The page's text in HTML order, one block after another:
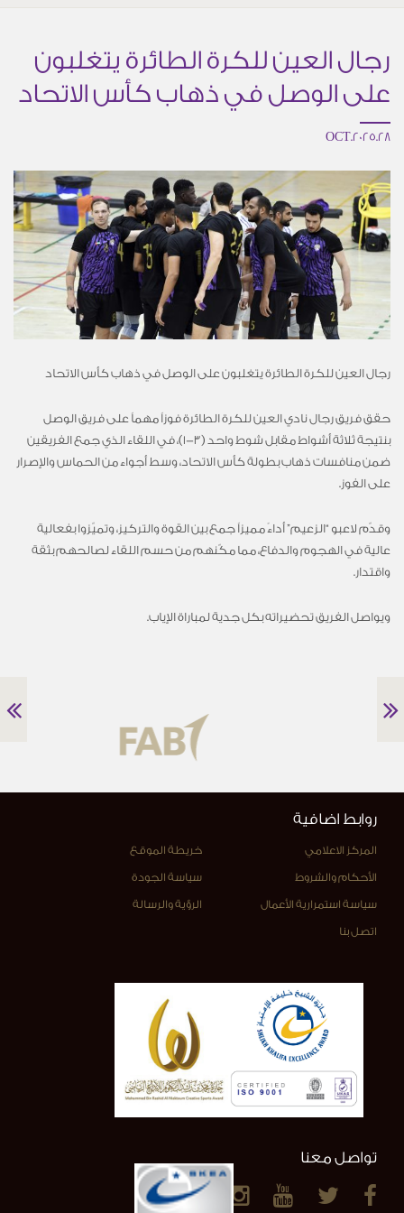
رجال العين للكرة الطائرة يتغلبون
على الوصل في ذهاب كأس الاتحاد
28.OCT.2025
رجال العين للكرة الطائرة يتغلبون على الوصل في ذهاب كأس الاتحاد
حقق فريق رجال نادي العين للكرة الطائرة فوزاً مهماً على فريق الوصل
بنتيجة ثلاثة أشواط مقابل شوط واحد (3-1)، في اللقاء الذي جمع الفريقين
ضمن منافسات ذهاب بطولة كأس الاتحاد، وسط أجواء من الحماس والإصرار
على الفوز.
وقدّم لاعبو “الزعيم” أداءً مميزاً جمع بين القوة والتركيز، وتميّزوا بفعالية
عالية في الهجوم والدفاع، مما مكّنهم من حسم اللقاء لصالحهم بثقة
واقتدار.
ويواصل الفريق تحضيراته بكل جدية لمباراة الإياب.
روابط اضافية
المركز الاعلامي خريطة الموقع
الأحكام والشروط سياسة الجودة
سياسة استمرارية الأعمال الرؤية والرسالة
اتصل بنا
تواصل معنا